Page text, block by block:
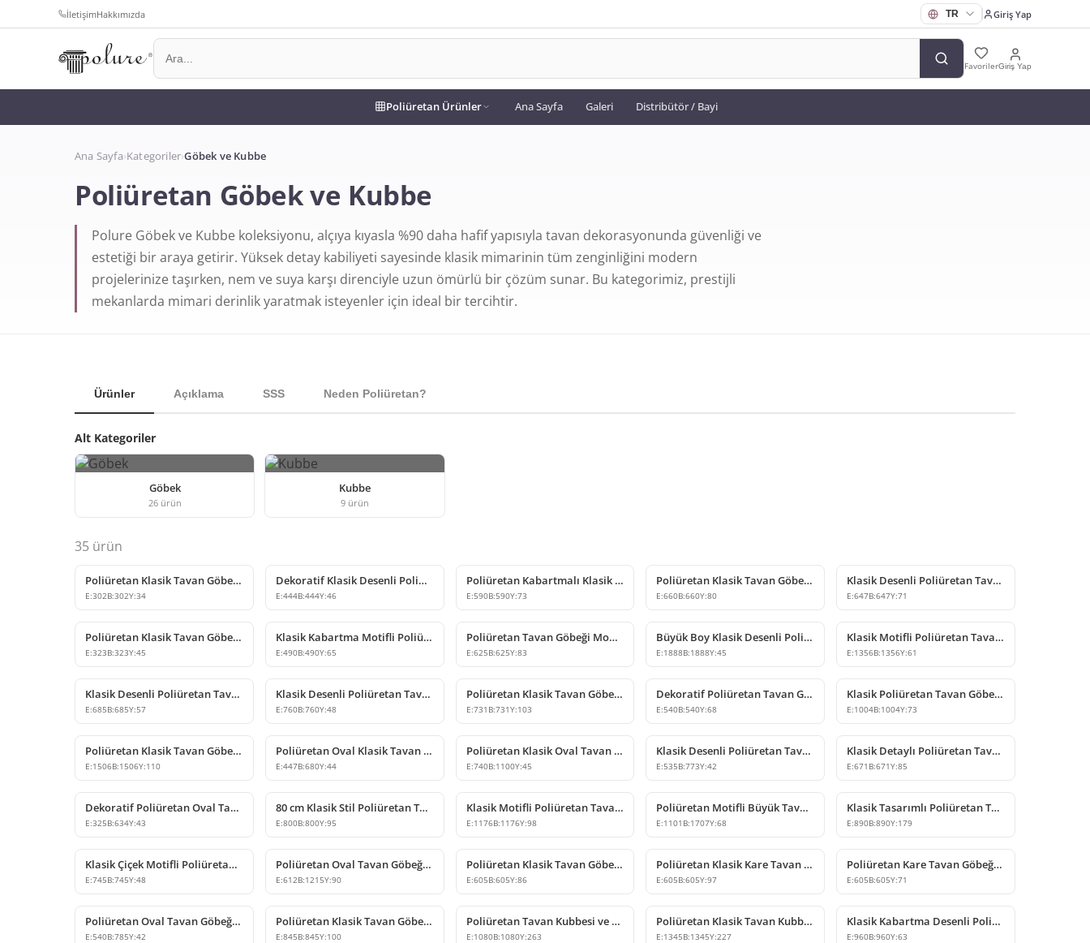
İletişimHakkımızda Giriş Yap
FavorilerGiriş Yap
Poliüretan Ürünler Ana Sayfa Galeri Distribütör / Bayi
Ana Sayfa›Kategoriler›Göbek ve Kubbe
Poliüretan Göbek ve Kubbe
Polure Göbek ve Kubbe koleksiyonu, alçıya kıyasla %90 daha hafif yapısıyla tavan dekorasyonunda güvenliği ve
estetiği bir araya getirir. Yüksek detay kabiliyeti sayesinde klasik mimarinin tüm zenginliğini modern
projelerinize taşırken, nem ve suya karşı direnciyle uzun ömürlü bir çözüm sunar. Bu kategorimiz, prestijli
mekanlarda mimari derinlik yaratmak isteyenler için ideal bir tercihtir.
Ürünler Açıklama SSS Neden Poliüretan?
Alt Kategoriler
Göbek
26 ürün
Kubbe
9 ürün
35 ürün
Poliüretan Klasik Tavan Göbeği Modelleri
E:302B:302Y:34
Dekoratif Klasik Desenli Poliüretan Tavan Göbeği
E:444B:444Y:46
Poliüretan Kabartmalı Klasik Tavan Göbeği Tasarımı
E:590B:590Y:73
Poliüretan Klasik Tavan Göbeği Modelleri
E:660B:660Y:80
Klasik Desenli Poliüretan Tavan Göbeği ve Avize Rozeti
E:647B:647Y:71
Poliüretan Klasik Tavan Göbeği Modeli
E:323B:323Y:45
Klasik Kabartma Motifli Poliüretan Tavan Göbeği Tasarımı
E:490B:490Y:65
Poliüretan Tavan Göbeği Modelleri ve Dekoratif Tasarımlar
E:625B:625Y:83
Büyük Boy Klasik Desenli Poliüretan Tavan Göbeği Modeli
E:1888B:1888Y:45
Klasik Motifli Poliüretan Tavan Göbeği ve Dekorasyon Ürünü
E:1356B:1356Y:61
Klasik Desenli Poliüretan Tavan Göbeği Modeli
E:685B:685Y:57
Klasik Desenli Poliüretan Tavan Göbeği Dekorasyonu
E:760B:760Y:48
Poliüretan Klasik Tavan Göbeği Tasarımı
E:731 B:731Y:103
Dekoratif Poliüretan Tavan Göbeği Klasik Motifli Model
E:540B:540Y:68
Klasik Poliüretan Tavan Göbeği Modeli
E:1004B:1004Y:73
Poliüretan Klasik Tavan Göbeği Modeli
E:1506B:1506Y:110
Poliüretan Oval Klasik Tavan Göbeği ve Avize Dekoru
E:447B:680Y:44
Poliüretan Klasik Oval Tavan Göbeği Modeli
E:740B:1100Y:45
Klasik Desenli Poliüretan Tavan Göbeği Tasarımları
E:535B:773Y:42
Klasik Detaylı Poliüretan Tavan Göbeği ve Avize Rozeti
E:671 B:671Y:85
Dekoratif Poliüretan Oval Tavan Göbeği Modelleri
E:325B:634Y:43
80 cm Klasik Stil Poliüretan Tavan Göbeği Modelleri
E:800B:800Y:95
Klasik Motifli Poliüretan Tavan Göbeği
E:1176B:1176Y:98
Poliüretan Motifli Büyük Tavan Göbeği Modelleri | Polure
E:1101 B:1707Y:68
Klasik Tasarımlı Poliüretan Tavan Göbeği ve Kubbe Modeli
E:890B:890Y:179
Klasik Çiçek Motifli Poliüretan Tavan Göbeği Modeli
E:745B:745Y:48
Poliüretan Oval Tavan Göbeği ve Dekoratif Kubbe Modeli
E:612B:1215Y:90
Poliüretan Klasik Tavan Göbeği Modeli
E:605B:605Y:86
Poliüretan Klasik Kare Tavan Göbeği Tasarımı
E:605B:605Y:97
Poliüretan Kare Tavan Göbeği ve Panel Modeli
E:605B:605Y:71
Poliüretan Oval Tavan Göbeği Modelleri
E:540B:785Y:42
Poliüretan Klasik Tavan Göbeği ve Kubbe Tasarımı
E:845B:845Y:100
Poliüretan Tavan Kubbesi ve Dekoratif Klasik Göbek Modeli
E:1080B:1080Y:263
Poliüretan Klasik Tavan Kubbesi ve Tavan Göbeği Modeli
E:1345B:1345Y:227
Klasik Kabartma Desenli Poliüretan Tavan Göbeği Modeli
E:960B:960Y:63